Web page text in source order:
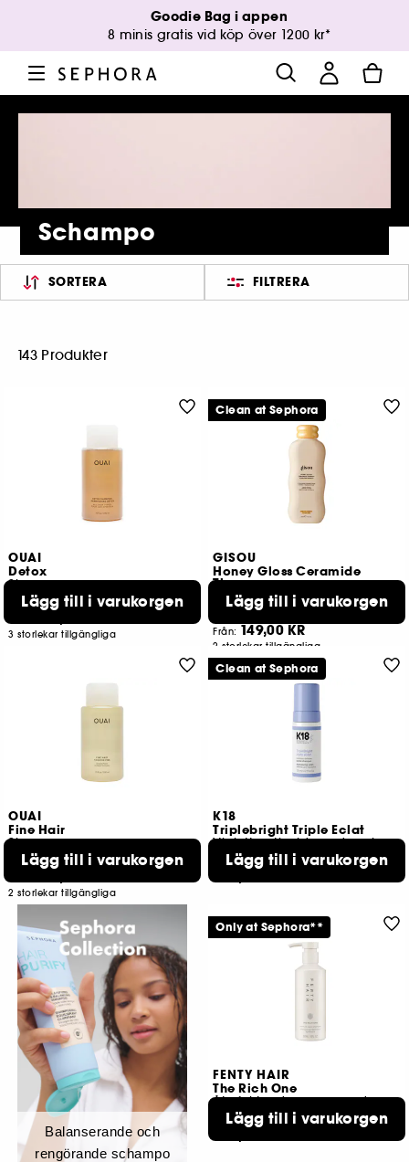
Goodie Bag i appen
8 minis gratis vid köp över 1200 kr*
Schampo
SORTERA FILTRERA
143 Produkter
OUAI
Detox
Shampoo
5075
3 storlekar tillgängliga
Lägg till i varukorgen
GISOU
Honey Gloss Ceramide
Therapy
Återfuktande schampo
Från: 149,00 KR
2 storlekar tillgängliga
Lägg till i varukorgen
Clean at Sephora
OUAI
Fine Hair
Shampoo
267
2 storlekar tillgängliga
Lägg till i varukorgen
K18
Triplebright Triple Eclat
Violett antioxiderande schampo
246
449,00 KR
Lägg till i varukorgen
Clean at Sephora
Balanserande och
rengörande schampo
FENTY HAIR
The Rich One
Återfuktande reparerande schampo
275
389,00 KR
Lägg till i varukorgen
Only at Sephora**